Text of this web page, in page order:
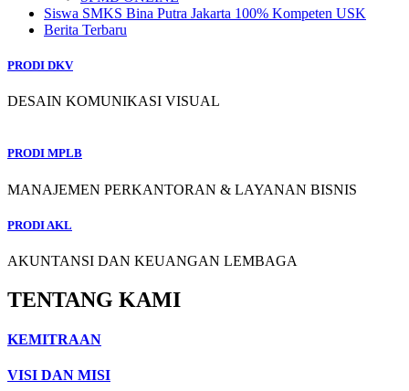
Siswa SMKS Bina Putra Jakarta 100% Kompeten USK
Berita Terbaru
PRODI DKV
DESAIN KOMUNIKASI VISUAL
PRODI MPLB
MANAJEMEN PERKANTORAN & LAYANAN BISNIS
PRODI AKL
AKUNTANSI DAN KEUANGAN LEMBAGA
TENTANG KAMI
KEMITRAAN
VISI DAN MISI